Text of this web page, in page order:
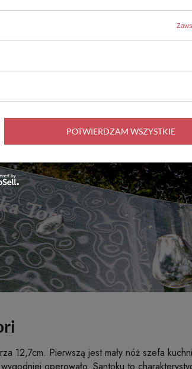
12,7cm. Pierwszą jest mały nóż szefa
POTWIERDZAM WSZYSTKIE